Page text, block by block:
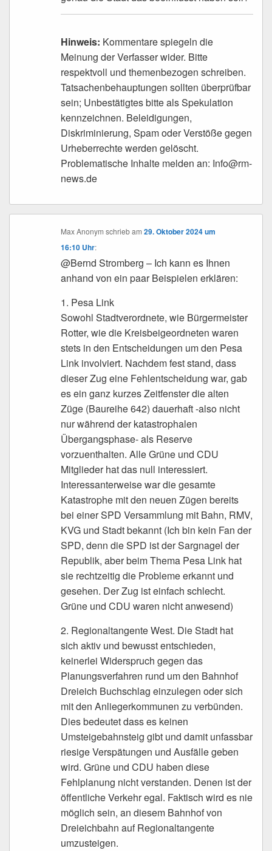
Hinweis: Kommentare spiegeln die
Meinung der Verfasser wider. Bitte
respektvoll und themenbezogen schreiben.
Tatsachenbehauptungen sollten überprüfbar
sein; Unbestätigtes bitte als Spekulation
kennzeichnen. Beleidigungen,
Diskriminierung, Spam oder Verstöße gegen
Urheberrechte werden gelöscht.
Problematische Inhalte melden an: Info@rm-
news.de
Max Anonym schriebam29. Oktober 2024 um
16:10 Uhr:
@Bernd Stromberg – Ich kann es Ihnen
anhand von ein paar Beispielen erklären:
1. Pesa Link
Sowohl Stadtverordnete, wie Bürgermeister
Rotter, wie die Kreisbeigeordneten waren
stets in den Entscheidungen um den Pesa
Link involviert. Nachdem fest stand, dass
dieser Zug eine Fehlentscheidung war, gab
es ein ganz kurzes Zeitfenster die alten
Züge (Baureihe 642) dauerhaft -also nicht
nur während der katastrophalen
Übergangsphase- als Reserve
vorzuenthalten. Alle Grüne und CDU
Mitglieder hat das null interessiert.
Interessanterweise war die gesamte
Katastrophe mit den neuen Zügen bereits
bei einer SPD Versammlung mit Bahn, RMV,
KVG und Stadt bekannt (Ich bin kein Fan der
SPD, denn die SPD ist der Sargnagel der
Republik, aber beim Thema Pesa Link hat
sie rechtzeitig die Probleme erkannt und
gesehen. Der Zug ist einfach schlecht.
Grüne und CDU waren nicht anwesend)
2. Regionaltangente West. Die Stadt hat
sich aktiv und bewusst entschieden,
keinerlei Widerspruch gegen das
Planungsverfahren rund um den Bahnhof
Dreieich Buchschlag einzulegen oder sich
mit den Anliegerkommunen zu verbünden.
Dies bedeutet dass es keinen
Umsteigebahnsteig gibt und damit unfassbar
riesige Verspätungen und Ausfälle geben
wird. Grüne und CDU haben diese
Fehlplanung nicht verstanden. Denen ist der
öffentliche Verkehr egal. Faktisch wird es nie
möglich sein, an diesem Bahnhof von
Dreieichbahn auf Regionaltangente
umzusteigen.